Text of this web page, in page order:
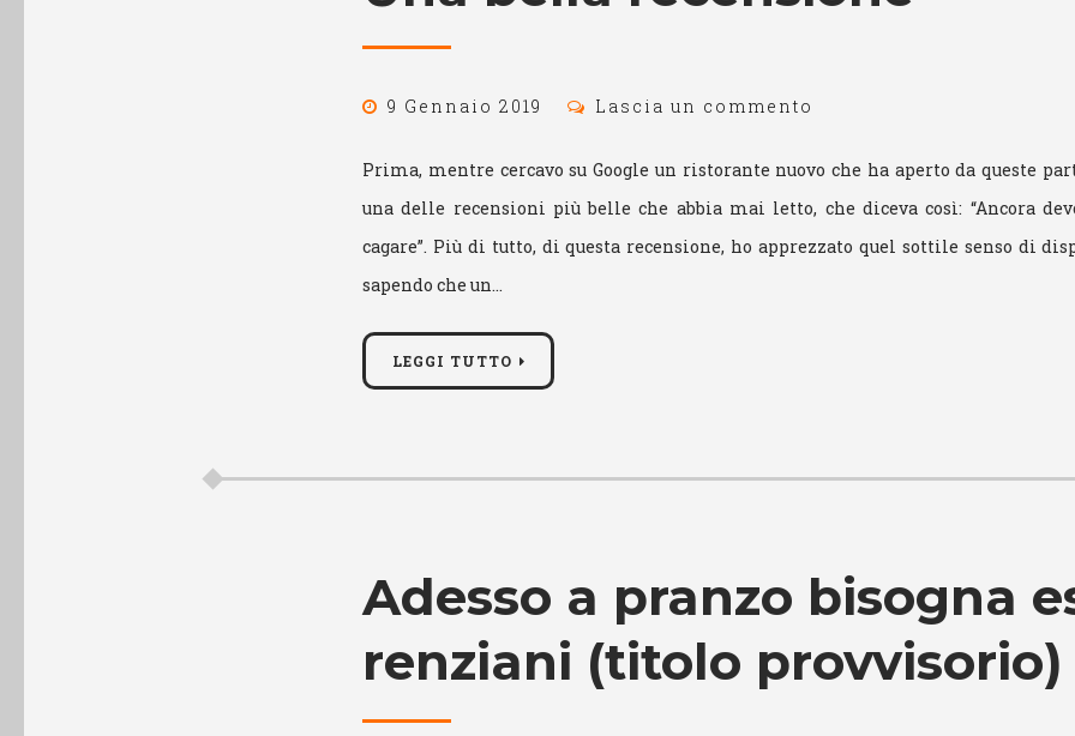
9 Gennaio 2019 Lascia un commento
Prima, mentre cercavo su Google un ristorante nuovo che ha aperto da queste
una delle recensioni più belle che abbia mai letto, che diceva così: “Ancora
cagare”. Più di tutto, di questa recensione, ho apprezzato quel sottile senso di
sapendo che un…
LEGGI TUTTO
Adesso a pranzo bisogna
renziani (titolo provvisorio)